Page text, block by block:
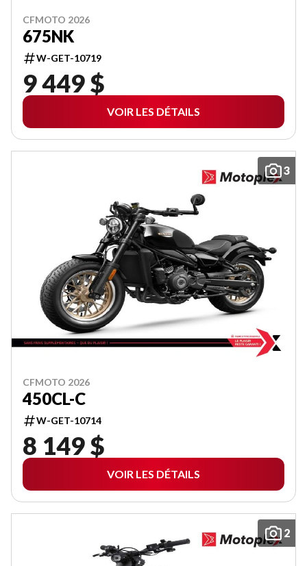
CFMOTO 2026
675NK
W-GET-10719
9 449 $
VOIR LES DÉTAILS
3
CFMOTO 2026
450CL-C
W-GET-10714
8 149 $
VOIR LES DÉTAILS
2